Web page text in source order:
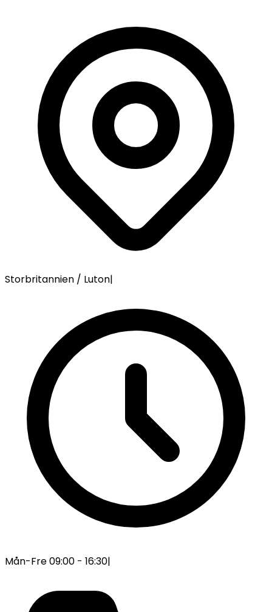
Storbritannien / Luton|
Mån-Fre 09:00 - 16:30|